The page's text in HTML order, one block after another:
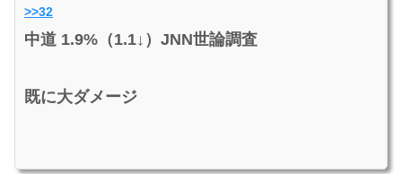
>>32
中道 1.9%（1.1↓）JNN世論調査
既に大ダメージ